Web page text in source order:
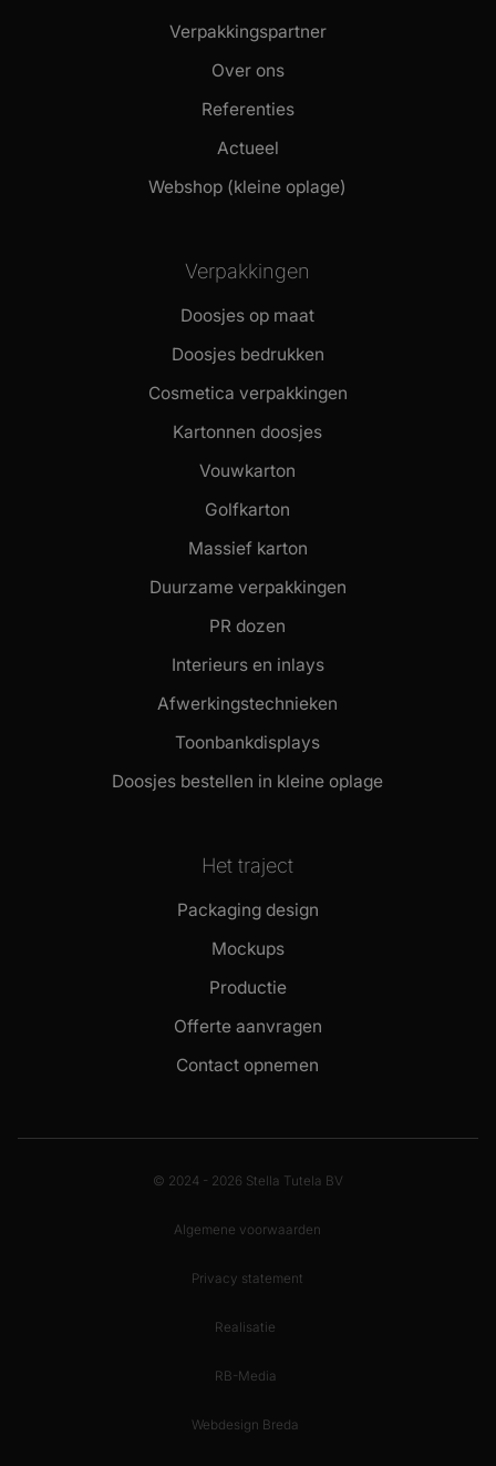
Verpakkingspartner
Over ons
Referenties
Actueel
Webshop (kleine oplage)
Verpakkingen
Doosjes op maat
Doosjes bedrukken
Cosmetica verpakkingen
Kartonnen doosjes
Vouwkarton
Golfkarton
Massief karton
Duurzame verpakkingen
PR dozen
Interieurs en inlays
Afwerkingstechnieken
Toonbankdisplays
Doosjes bestellen in kleine oplage
Het traject
Packaging design
Mockups
Productie
Offerte aanvragen
Contact opnemen
© 2024 - 2026 Stella Tutela BV
Algemene voorwaarden
Privacy statement
Realisatie
RB-Media
Webdesign Breda